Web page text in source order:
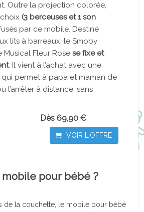
Outre la projection colorée,
(3 berceuses et 1 son
par ce mobile. Destiné
lits à barreaux, le Smoby
Musical Fleur Rosese fixe et
. Il vient à l’achat avec une
permet à papa et maman de
l’arrêter à distance, sans
Dès 69,90 €
VOIR L'OFFRE
pour bébé ?
de la couchette, le mobile pour bébé